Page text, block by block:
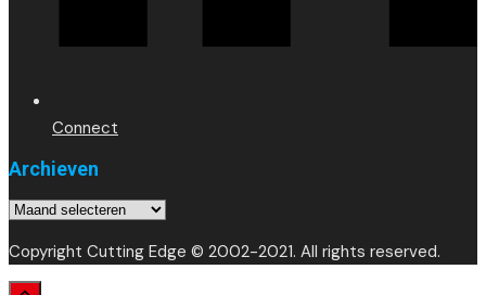
Connect
Archieven
Archieven
Copyright Cutting Edge © 2002-2021. All rights reserved.